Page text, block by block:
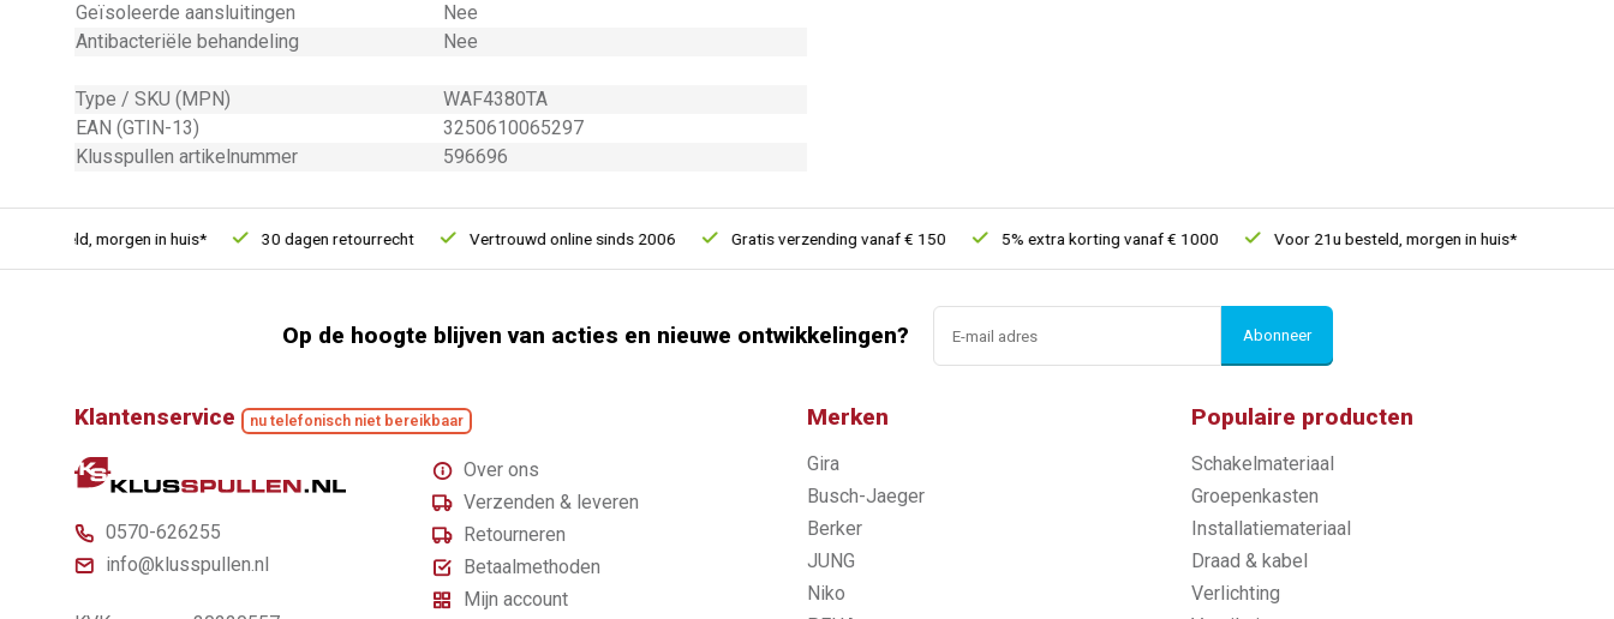
Geïsoleerde aansluitingen
Nee
Antibacteriële behandeling
Nee
Type / SKU (MPN)
WAF4380TA
EAN (GTIN-13)
3250610065297
Klusspullen artikelnummer
596696
morgen in huis* 30 dagen retourrecht Vertrouwd online sinds 2006 Gratis verzending vanaf € 150 5% extra korting vanaf € 1000 Voor 21u besteld, morgen in huis*
Op de hoogte blijven van acties en nieuwe ontwikkelingen? Abonneer
Klantenservice nu telefonisch niet bereikbaar
0570-626255
info@klusspullen.nl
Over ons
Verzenden & leveren
Retourneren
Betaalmethoden
Mijn account
Merken
Gira
Busch-Jaeger
Berker
JUNG
Niko
Populaire producten
Schakelmateriaal
Groepenkasten
Installatiemateriaal
Draad & kabel
Verlichting